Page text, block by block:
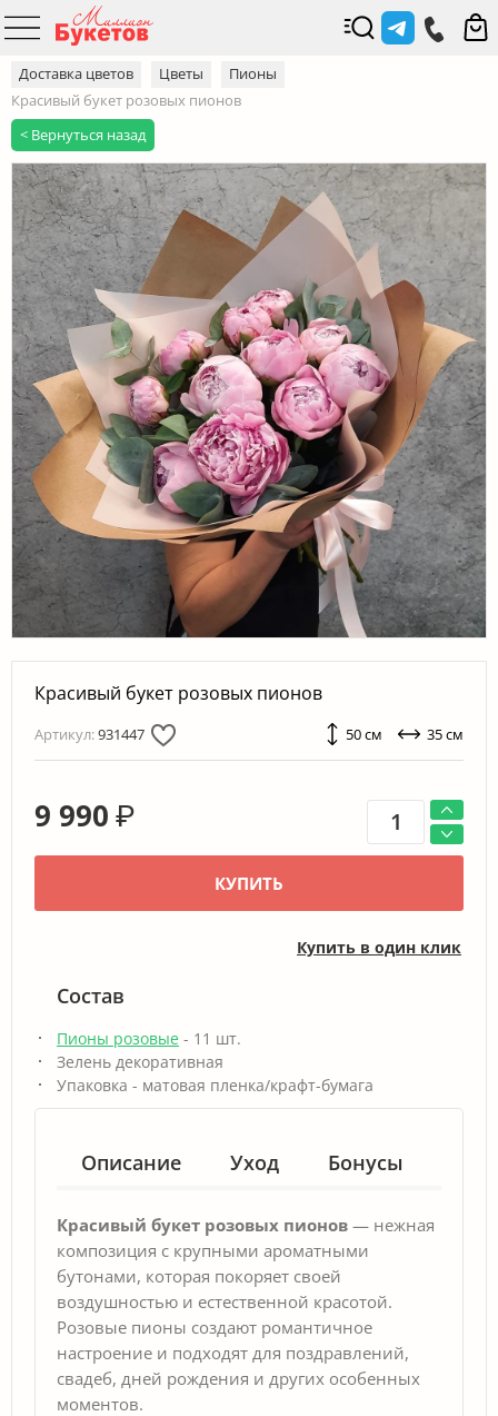
Доставка цветов Цветы
Пионы
Красивый букет розовых пионов
< Вернуться назад
Красивый букет розовых пионов
Артикул:931447 50 см 35 см
9 990 ₽
КУПИТЬ
Купить в один клик
Состав
Пионы розовые - 11 шт.
Зелень декоративная
Упаковка - матовая пленка/крафт-бумага
Описание Уход Бонусы
Красивый букет розовых пионов — нежная
композиция с крупными ароматными
бутонами, которая покоряет своей
воздушностью и естественной красотой.
Розовые пионы создают романтичное
настроение и подходят для поздравлений,
свадеб, дней рождения и других особенных
моментов.